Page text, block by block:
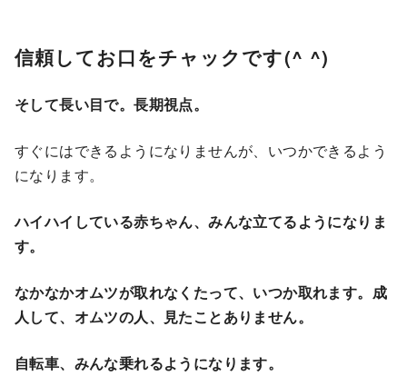
信頼してお口をチャックです(^ ^)
そして長い目で。長期視点。
すぐにはできるようになりませんが、いつかできるよう
になります。
ハイハイしている赤ちゃん、みんな立てるようになりま
す。
なかなかオムツが取れなくたって、いつか取れます。成
人して、オムツの人、見たことありません。
自転車、みんな乗れるようになります。